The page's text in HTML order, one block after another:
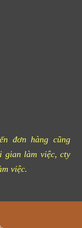
đơn hàng cũng
gian làm việc, cty
việc.